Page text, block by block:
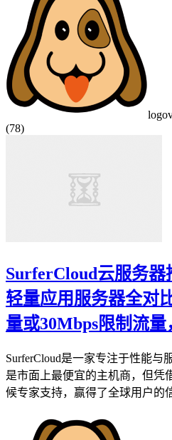
(78)
SurferCloud云服务器
轻量应用服务器全对
量或30Mbps限制流
SurferCloud是一家专注于性能与
是市面上最便宜的主机商，但凭
候专家支持，赢得了全球用户的